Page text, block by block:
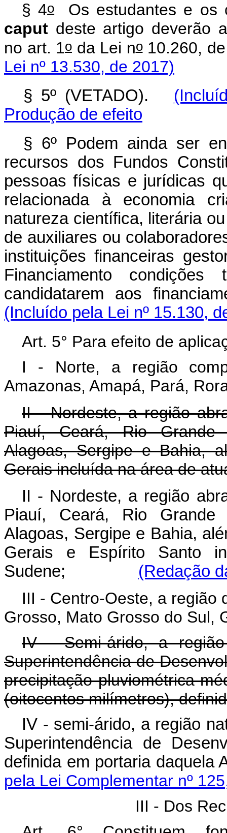
§ 4oOs estudantes e os
caput deste artigo deverão
no art. 1o da Lei no10.260,
Lei nº 13.530, de 2017)
§ 5º (VETADO).
Produção de efeito
§ 6º Podem ainda ser
recursos dos Fundos
pessoas físicas e jurídicas
relacionada à economia
natureza científica, literária
de auxiliares ou
instituições financeiras
Financiamento
candidatarem aos
(Incluído pela Lei nº 15.130,
Art. 5° Para efeito de
I - Norte, a região
Amazonas, Amapá, Pará,
II - Nordeste, a região
Piauí, Ceará, Rio Grande
Alagoas, Sergipe e Bahia,
Gerais incluída na área de
II - Nordeste, a região
Piauí, Ceará, Rio Grande
Alagoas, Sergipe e Bahia,
Gerais e Espírito Santo
Sudene; (Redação
III - Centro-Oeste, a região
Grosso, Mato Grosso do Sul,
IV - Semi-árido, a
Superintendência de
precipitação pluviométrica
(oitocentos milímetros),
IV - semi-árido, a região
Superintendência de
definida em portaria
pela Lei Complementar nº
III - Dos